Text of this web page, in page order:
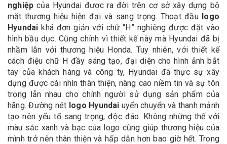
nghiệp của Hyundai được ra đời trên cơ sở xây dựng bộ
mặt thương hiệu hiện đại và sang trọng. Thoạt đầulogo
Hyundai khá đơn giản với chữ “H” nghiêng được đặt vào
hình bầu dục. Cũng chính vì thiết kế này mà Hyundai đã bị
nhầm lẫn với thương hiệu Honda. Tuy nhiên, với thiết kế
cách điệu chữ H đầy sáng tạo, đại diện cho hình ảnh bắt
tay của khách hàng và công ty, Hyundai đã thực sự xây
dựng được cái nhìn thân thiện, nâng cao niềm tin và sự tôn
trọng lẫn nhau cho chính người sử dụng sản phẩm của
hãng. Đường nét logo Hyundai uyển chuyển và thanh mảnh
tạo nên yếu tố sang trọng, độc đáo. Không những thế với
màu sắc xanh và bạc của logo cũng giúp thương hiệu của
mình trở nên thân thiện và hấp dẫn hơn bao giờ hết. Trong